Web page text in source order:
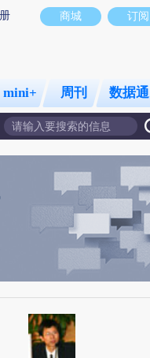
商城 订阅
mini+ 周刊 数据通